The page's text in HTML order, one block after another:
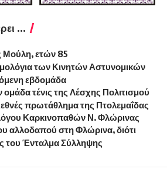
...
Μούλη, ετών 85
των Κινητών Αστυνομικών
εβδομάδα
ομάδα τένις της Λέσχης Πολιτισμού
πρωτάθλημα της Πτολεμαΐδας
Καρκινοπαθών Ν. Φλώρινας
αλλοδαπού στη Φλώρινα, διότι
του Ένταλμα Σύλληψης